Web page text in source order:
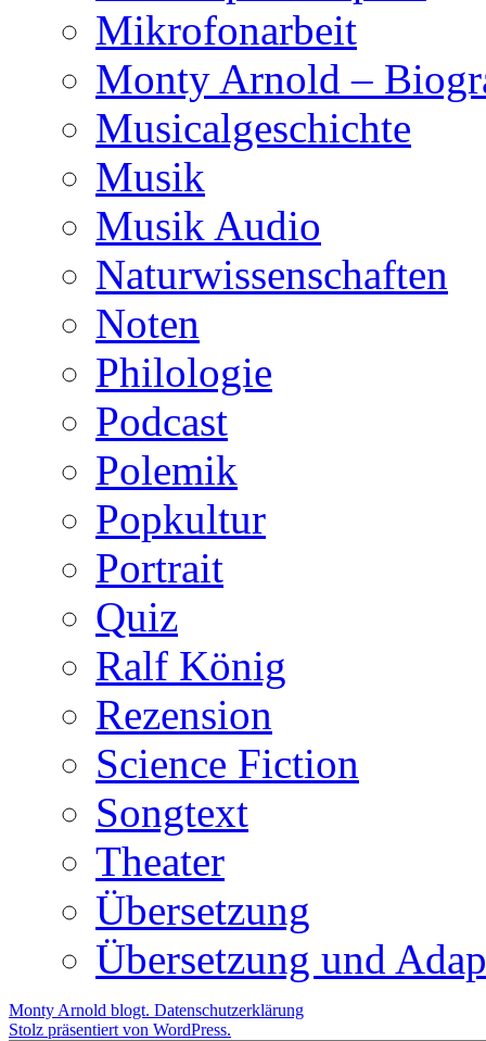
Mikrofonarbeit
Monty Arnold –
Musicalgeschichte
Musik
Musik Audio
Naturwissenschaften
Noten
Philologie
Podcast
Polemik
Popkultur
Portrait
Quiz
Ralf König
Rezension
Science Fiction
Songtext
Theater
Übersetzung
Übersetzung und
Monty Arnold blogt. Datenschutz­erklärung
Stolz präsentiert von WordPress.